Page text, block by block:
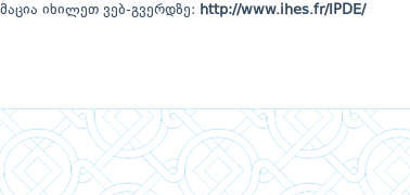
იხილეთ ვებ-გვერდზე: http://www.ihes.fr/IPDE/